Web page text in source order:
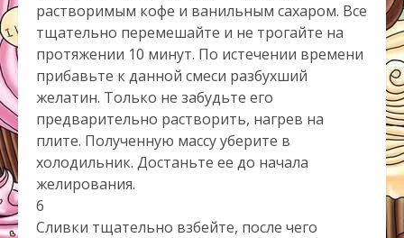
растворимым кофе и ванильным сахаром. Все
тщательно перемешайте и не трогайте на
протяжении 10 минут. По истечении времени
прибавьте к данной смеси разбухший
желатин. Только не забудьте его
предварительно растворить, нагрев на
плите. Полученную массу уберите в
холодильник. Достаньте ее до начала
желирования.
6
Сливки тщательно взбейте, после чего